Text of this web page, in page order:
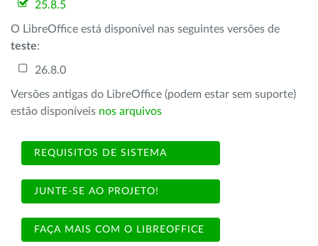
25.8.5
O LibreOffice está disponível nas seguintes versões de
teste:
26.8.0
Versões antigas do LibreOffice (podem estar sem suporte)
estão disponíveis nos arquivos
REQUISITOS DE SISTEMA
JUNTE-SE AO PROJETO!
FAÇA MAIS COM O LIBREOFFICE